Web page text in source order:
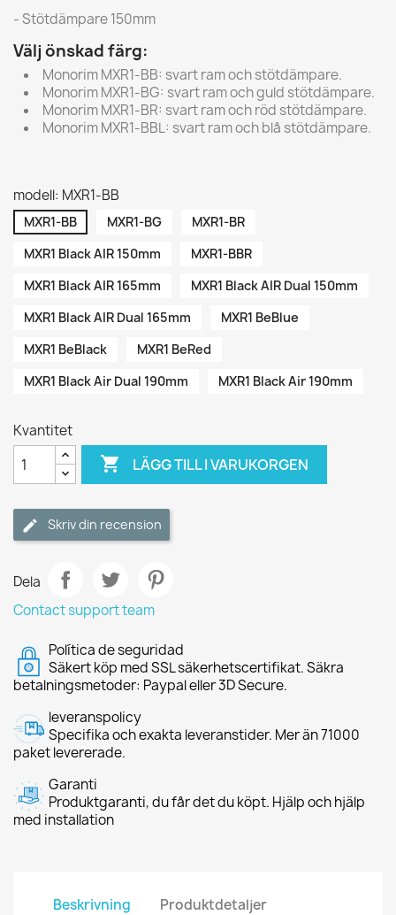
- Stötdämpare 150mm
Välj önskad färg:
Monorim MXR1-BB: svart ram och stötdämpare.
Monorim MXR1-BG: svart ram och guld stötdämpare.
Monorim MXR1-BR: svart ram och röd stötdämpare.
Monorim MXR1-BBL: svart ram och blå stötdämpare.
modell: MXR1-BB
MXR1-BB MXR1-BG
MXR1-BR
MXR1 Black AIR 150mm
MXR1-BBR
MXR1 Black AIR 165mm
MXR1 Black AIR Dual 150mm
MXR1 Black AIR Dual 165mm
MXR1 BeBlue
MXR1 BeBlack
MXR1 BeRed
MXR1 Black Air Dual 190mm
MXR1 Black Air 190mm
Kvantitet
 LÄGG TILL I VARUKORGEN
Skriv din recension
Dela
Contact support team
Política de seguridad
Säkert köp med SSL säkerhetscertifikat. Säkra
betalningsmetoder: Paypal eller 3D Secure.
leveranspolicy
Specifika och exakta leveranstider. Mer än 71000
paket levererade.
Garanti
Produktgaranti, du får det du köpt. Hjälp och hjälp
med installation
Beskrivning Produktdetaljer